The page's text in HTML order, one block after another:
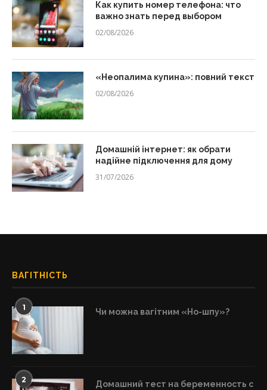
Как купить номер телефона: что
важно знать перед выбором
02/08/2026
«Неопалима купина»: повний текст
02/08/2026
Домашній інтернет: як обрати
надійне підключення для дому
31/07/2026
ВАГІТНІСТЬ
1 Чи можна вагітним «Но-шпу»?
2
Домашний тест на беременность с